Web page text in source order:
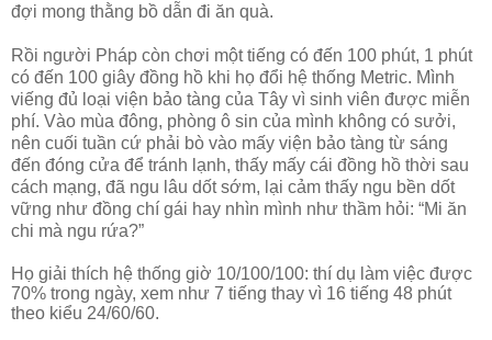
đợi mong thằng bồ dẫn đi ăn quà.
Rồi người Pháp còn chơi một tiếng có đến 100 phút, 1 phút
có đến 100 giây đồng hồ khi họ đổi hệ thống Metric. Mình
viếng đủ loại viện bảo tàng của Tây vì sinh viên được miễn
phí. Vào mùa đông, phòng ô sin của mình không có sưởi,
nên cuối tuần cứ phải bò vào mấy viện bảo tàng từ sáng
đến đóng cửa để tránh lạnh, thấy mấy cái đồng hồ thời sau
cách mạng, đã ngu lâu dốt sớm, lại cảm thấy ngu bền dốt
vững như đồng chí gái hay nhìn mình như thầm hỏi: “Mi ăn
chi mà ngu rứa?”
Họ giải thích hệ thống giờ 10/100/100: thí dụ làm việc được
70% trong ngày, xem như 7 tiếng thay vì 16 tiếng 48 phút
theo kiểu 24/60/60.